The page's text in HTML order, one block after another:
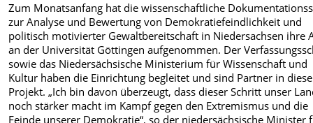
Zum Monatsanfang hat die wissenschaftliche
zur Analyse und Bewertung von Demokratiefeindlichkeit und
politisch motivierter Gewaltbereitschaft in Niedersachsen ihre
an der Universität Göttingen aufgenommen. Der
sowie das Niedersächsische Ministerium für Wissenschaft und
Kultur haben die Einrichtung begleitet und sind Partner in
Projekt. „Ich bin davon überzeugt, dass dieser Schritt unser
noch stärker macht im Kampf gegen den Extremismus und die
Feinde unserer Demokratie“, so der niedersächsische Minister